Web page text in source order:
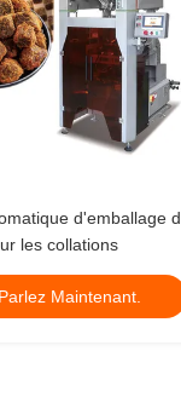
d'emballage
les collations
Parlez Maintenant.